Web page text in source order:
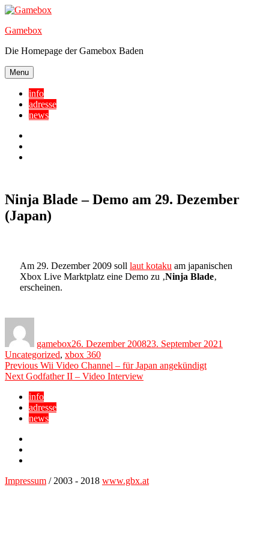
Skip
content
Gamebox
Die Homepage der Gamebox Baden
Menu
info
adresse
news
Ninja Blade – Demo am 29. Dezember
(Japan)
Am 29. Dezember 2009 soll laut kotaku am japanischen
Xbox Live Marktplatz eine Demo zu ‚Ninja Blade‚
erscheinen.
gamebox26. Dezember 200823. September 2021
Uncategorized, xbox 360
Beitragsnavigation
Previous Previous
post:
Wii Video Channel – für Japan angekündigt
Next Next
Godfather II – Video Interview
info
adresse
news
Impressum / 2003 - 2018 www.gbx.at